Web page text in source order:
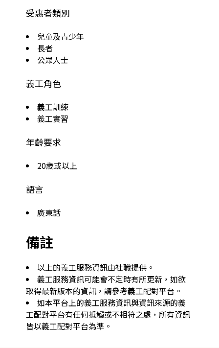
受惠者類別
兒童及青少年
長者
公眾人士
義工角色
義工訓練
義工實習
年齡要求
20歲或以上
語言
廣東話
備註
以上的義工服務資訊由社職提供。
義工服務資訊可能會不定時有所更新，如欲
取得最新版本的資訊，請參考義工配對平台。
如本平台上的義工服務資訊與資訊來源的義
工配對平台有任何抵觸或不相符之處，所有資訊
皆以義工配對平台為準。